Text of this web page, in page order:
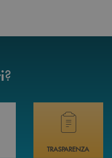
?
da casa 24h su 24h
assistenza immediata?
Hai bisogno di
TRASPARENZA